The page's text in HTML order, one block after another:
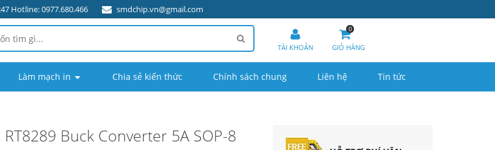
Hotline: 0977.680.466 smdchip.vn@gmail.com
TÀI KHOẢN
0
GIỎ HÀNG
Làm mạch in Chia sẻ kiến thức Chính sách chung Liên hệ Tin tức
RT8289 Buck Converter 5A SOP-8